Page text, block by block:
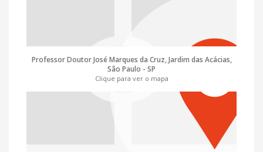
Professor Doutor José Marques da Cruz, Jardim das Acácias,
São Paulo - SP
Clique para ver o mapa